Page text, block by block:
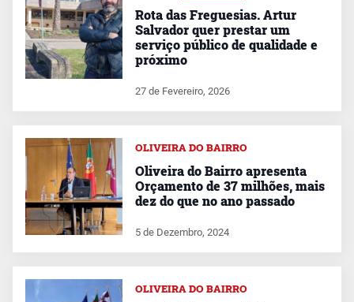
Rota das Freguesias. Artur
Salvador quer prestar um
serviço público de qualidade e
próximo
27 de Fevereiro, 2026
OLIVEIRA DO BAIRRO
Oliveira do Bairro apresenta
Orçamento de 37 milhões, mais
dez do que no ano passado
5 de Dezembro, 2024
OLIVEIRA DO BAIRRO